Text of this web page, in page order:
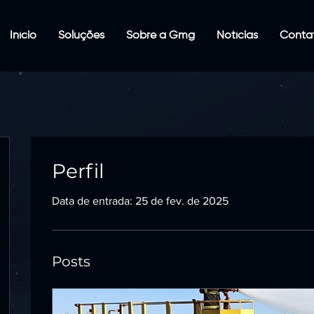
Início Soluções Sobre a Gmg Notícias
Perfil
Data de entrada: 25 de fev. de 2025
Posts